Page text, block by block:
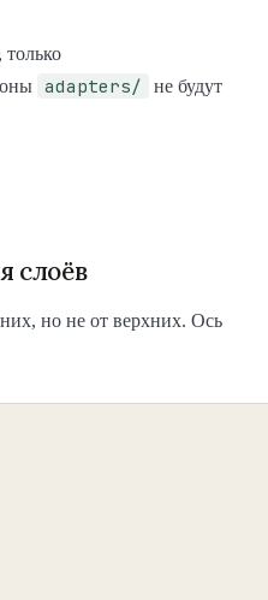
adapters/
не будут
слоёв
но не от верхних. Ось